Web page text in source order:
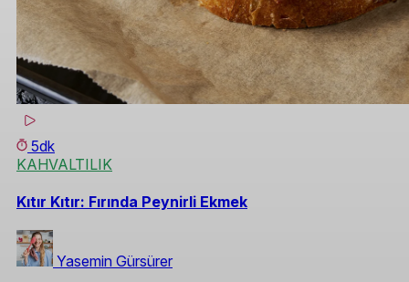
5dk
KAHVALTILIK
Kıtır Kıtır: Fırında Peynirli Ekmek
Yasemin Gürsürer